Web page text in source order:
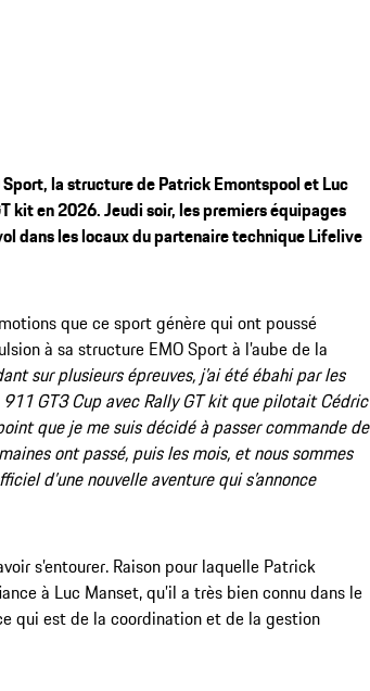
la structure de Patrick Emontspool et Luc
kit en 2026. Jeudi soir, les premiers équipages
dans les locaux du partenaire technique Lifelive
que ce sport génère qui ont poussé
à sa structure EMO Sport à l’aube de la
sur plusieurs épreuves, j’ai été ébahi par les
GT3 Cup avec Rally GT kit que pilotait Cédric
que je me suis décidé à passer commande de
ont passé, puis les mois, et nous sommes
d’une nouvelle aventure qui s’annonce
s’entourer. Raison pour laquelle Patrick
à Luc Manset, qu’il a très bien connu dans le
qui est de la coordination et de la gestion